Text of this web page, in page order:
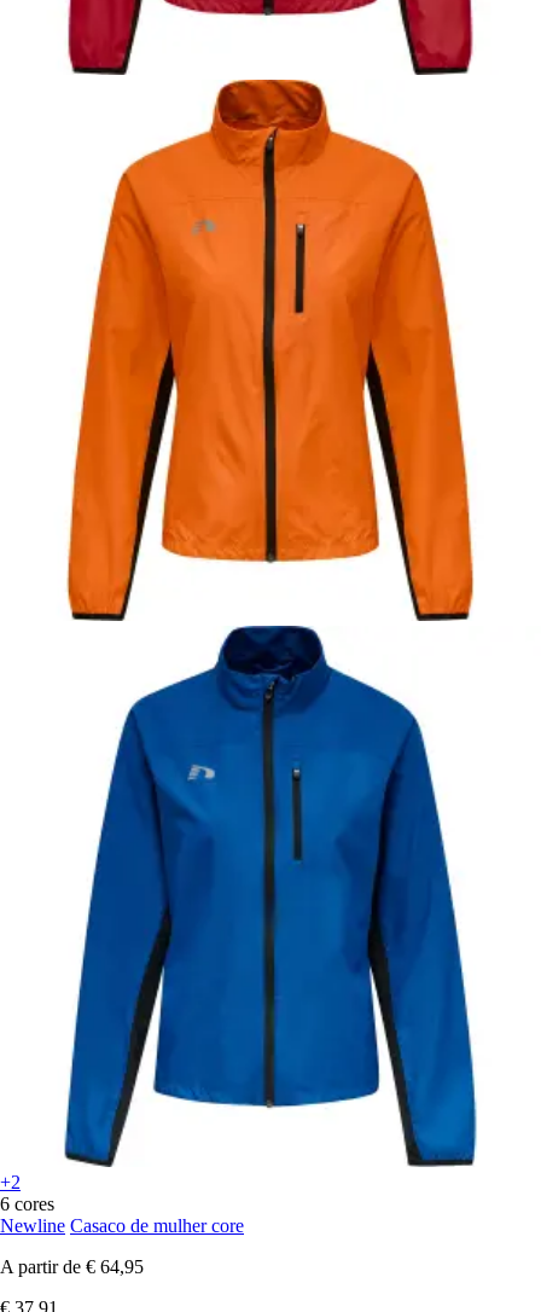
+2
6 cores
Newline Casaco de mulher core
A partir de € 64,95